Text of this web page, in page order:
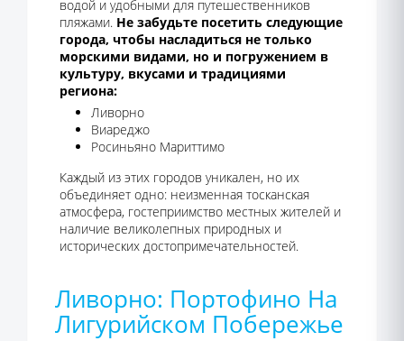
водой и удобными для путешественников
пляжами. Не забудьте посетить следующие
города, чтобы насладиться не только
морскими видами, но и погружением в
культуру, вкусами и традициями
региона:
Ливорно
Виареджо
Росиньяно Мариттимо
Каждый из этих городов уникален, но их
объединяет одно: неизменная тосканская
атмосфера, гостеприимство местных жителей и
наличие великолепных природных и
исторических достопримечательностей.
Ливорно: Портофино На
Лигурийском Побережье